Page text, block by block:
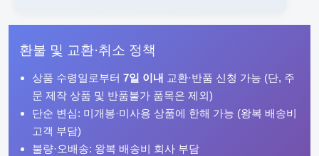
환불 및 교환·취소 정책
상품 수령일로부터 7일 이내 교환·반품 신청 가능 (단, 주
문 제작 상품 및 반품불가 품목은 제외)
단순 변심: 미개봉·미사용 상품에 한해 가능 (왕복 배송비
고객 부담)
불량·오배송: 왕복 배송비 회사 부담